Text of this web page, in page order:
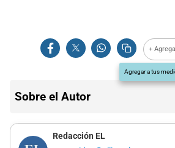
+
Agregar a tus
Sobre el Autor
Redacción EL